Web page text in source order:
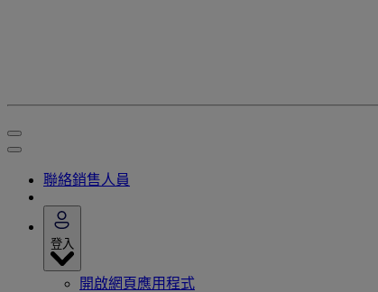
聯絡銷售人員
登入
開啟網頁應用程式